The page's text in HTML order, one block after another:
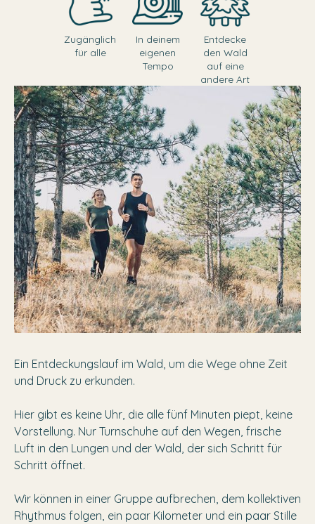
Zugänglich
für alle
In deinem
eigenen
Tempo
Entdecke
den Wald
auf eine
andere Art
Ein Entdeckungslauf im Wald, um die Wege ohne Zeit
und Druck zu erkunden.
Hier gibt es keine Uhr, die alle fünf Minuten piept, keine
Vorstellung. Nur Turnschuhe auf den Wegen, frische
Luft in den Lungen und der Wald, der sich Schritt für
Schritt öffnet.
Wir können in einer Gruppe aufbrechen, dem kollektiven
Rhythmus folgen, ein paar Kilometer und ein paar Stille